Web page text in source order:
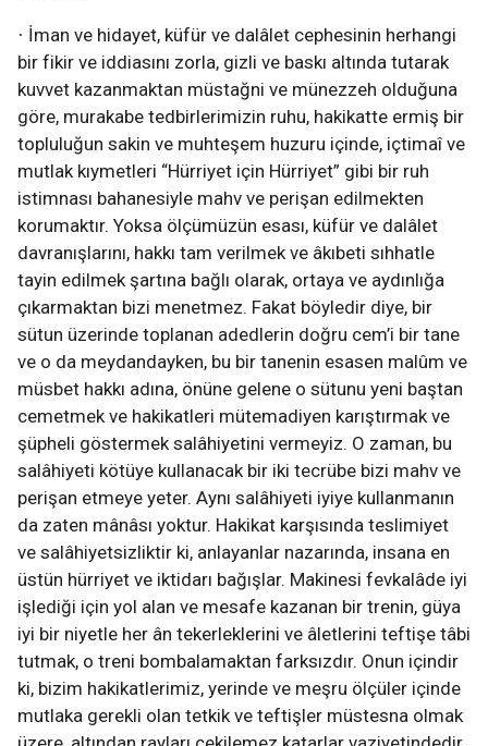
· İman ve hidayet, küfür ve dalâlet cephesinin herhangi
bir fikir ve iddiasını zorla, gizli ve baskı altında tutarak
kuvvet kazanmaktan müstağni ve münezzeh olduğuna
göre, murakabe tedbirlerimizin ruhu, hakikatte ermiş bir
topluluğun sakin ve muhteşem huzuru içinde, içtimaî ve
mutlak kıymetleri “Hürriyet için Hürriyet” gibi bir ruh
istimnası bahanesiyle mahv ve perişan edilmekten
korumaktır. Yoksa ölçümüzün esası, küfür ve dalâlet
davranışlarını, hakkı tam verilmek ve âkıbeti sıhhatle
tayin edilmek şartına bağlı olarak, ortaya ve aydınlığa
çıkarmaktan bizi menetmez. Fakat böyledir diye, bir
sütun üzerinde toplanan adedlerin doğru cem’i bir tane
ve o da meydandayken, bu bir tanenin esasen malûm ve
müsbet hakkı adına, önüne gelene o sütunu yeni baştan
cemetmek ve hakikatleri mütemadiyen karıştırmak ve
şüpheli göstermek salâhiyetini vermeyiz. O zaman, bu
salâhiyeti kötüye kullanacak bir iki tecrübe bizi mahv ve
perişan etmeye yeter. Aynı salâhiyeti iyiye kullanmanın
da zaten mânâsı yoktur. Hakikat karşısında teslimiyet
ve salâhiyetsizliktir ki, anlayanlar nazarında, insana en
üstün hürriyet ve iktidarı bağışlar. Makinesi fevkalâde iyi
işlediği için yol alan ve mesafe kazanan bir trenin, güya
iyi bir niyetle her ân tekerleklerini ve âletlerini teftişe tâbi
tutmak, o treni bombalamaktan farksızdır. Onun içindir
ki, bizim hakikatlerimiz, yerinde ve meşru ölçüler içinde
mutlaka gerekli olan tetkik ve teftişler müstesna olmak